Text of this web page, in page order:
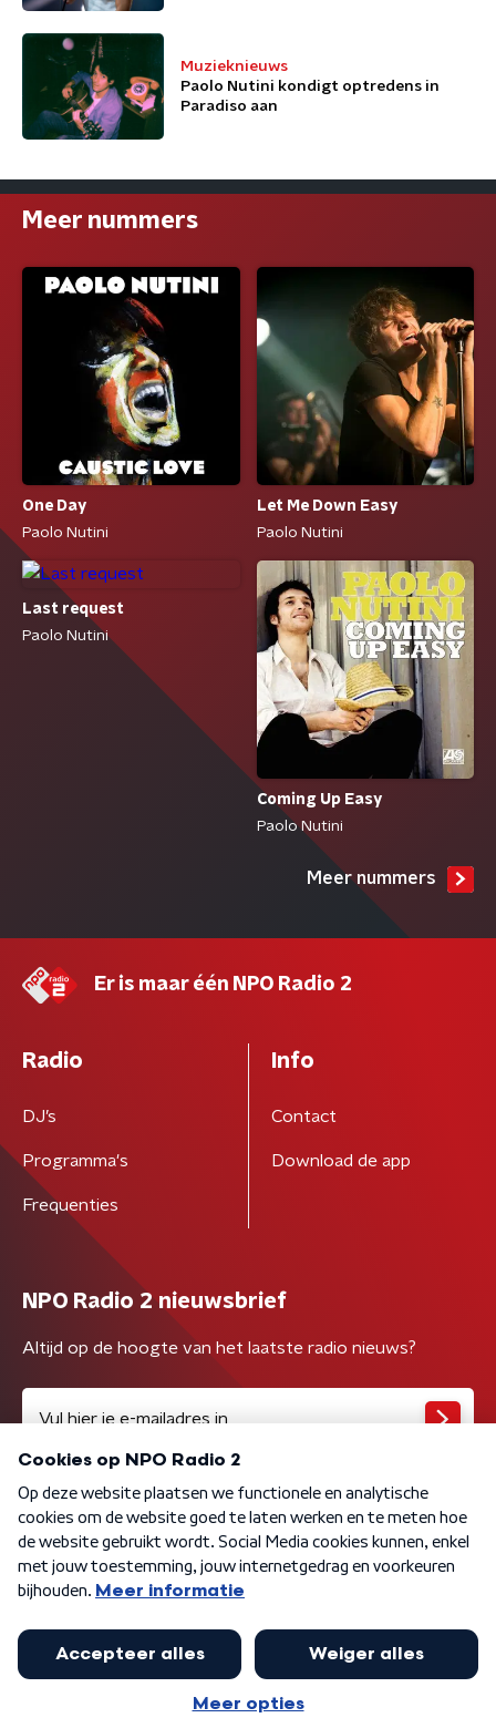
Muzieknieuws
Paolo Nutini kondigt optredens in
Paradiso aan
Meer nummers
One Day
Paolo Nutini
Let Me Down Easy
Paolo Nutini
Last request
Paolo Nutini
Coming Up Easy
Paolo Nutini
Meer nummers
Er is maar één NPO Radio 2
Radio
DJ’s
Programma's
Frequenties
Info
Contact
Download de app
NPO Radio 2 nieuwsbrief
Altijd op de hoogte van het laatste radio nieuws?
Algemene voorwaarden